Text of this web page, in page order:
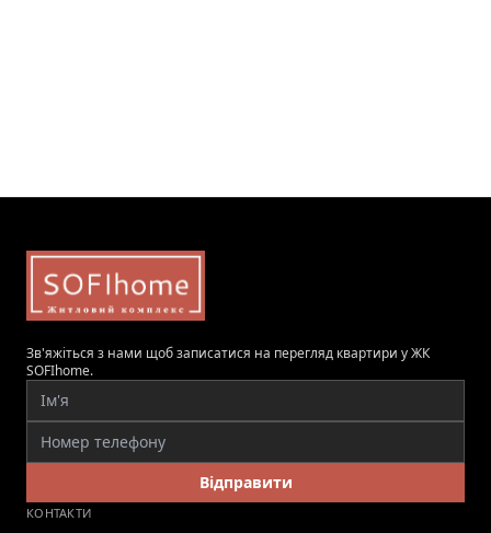
Зв'яжіться з нами щоб записатися на перегляд квартири у ЖК
SOFIhome.
Відправити
КОНТАКТИ